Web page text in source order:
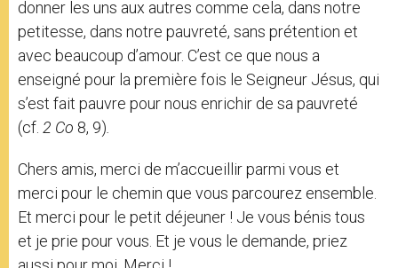
donner les uns aux autres comme cela, dans notre
petitesse, dans notre pauvreté, sans prétention et
avec beaucoup d’amour. C’est ce que nous a
enseigné pour la première fois le Seigneur Jésus, qui
s’est fait pauvre pour nous enrichir de sa pauvreté
(cf. 2 Co 8, 9)
Chers amis, merci de m’accueillir parmi vous et
merci pour le chemin que vous parcourez ensemble.
Et merci pour le petit déjeuner ! Je vous bénis tous
et je prie pour vous. Et je vous le demande, priez